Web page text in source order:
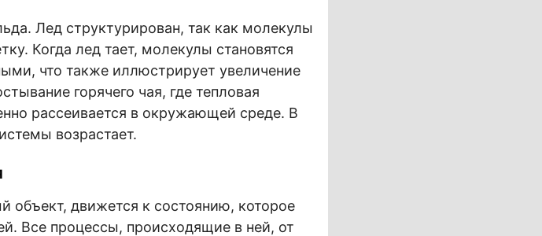
Лед структурирован, так как молекулы
Когда лед тает, молекулы становятся
что также иллюстрирует увеличение
горячего чая, где тепловая
рассеивается в окружающей среде. В
возрастает.
объект, движется к состоянию, которое
Все процессы, происходящие в ней, от